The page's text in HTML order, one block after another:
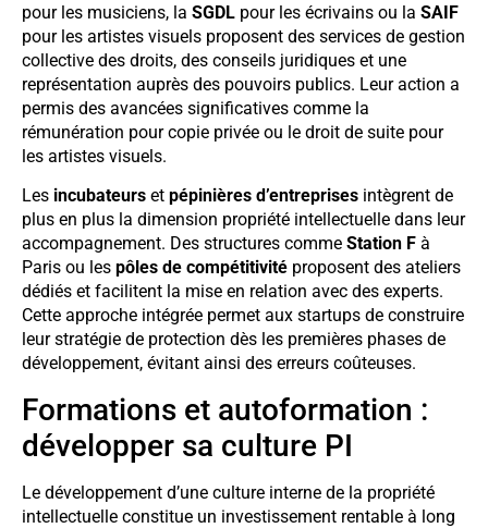
pour les musiciens, la SGDL pour les écrivains ou la SAIF
pour les artistes visuels proposent des services de gestion
collective des droits, des conseils juridiques et une
représentation auprès des pouvoirs publics. Leur action a
permis des avancées significatives comme la
rémunération pour copie privée ou le droit de suite pour
les artistes visuels.
Les incubateurs et pépinières d’entreprises intègrent de
plus en plus la dimension propriété intellectuelle dans leur
accompagnement. Des structures comme Station F à
Paris ou les pôles de compétitivité proposent des ateliers
dédiés et facilitent la mise en relation avec des experts.
Cette approche intégrée permet aux startups de construire
leur stratégie de protection dès les premières phases de
développement, évitant ainsi des erreurs coûteuses.
Formations et autoformation :
développer sa culture PI
Le développement d’une culture interne de la propriété
intellectuelle constitue un investissement rentable à long